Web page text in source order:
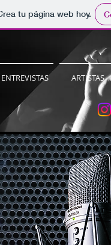
tu página web hoy.
ENTREVISTAS ARTISTAS